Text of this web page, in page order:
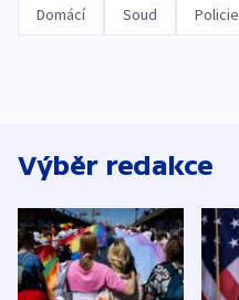
Domácí Soud Policie
Výběr redakce